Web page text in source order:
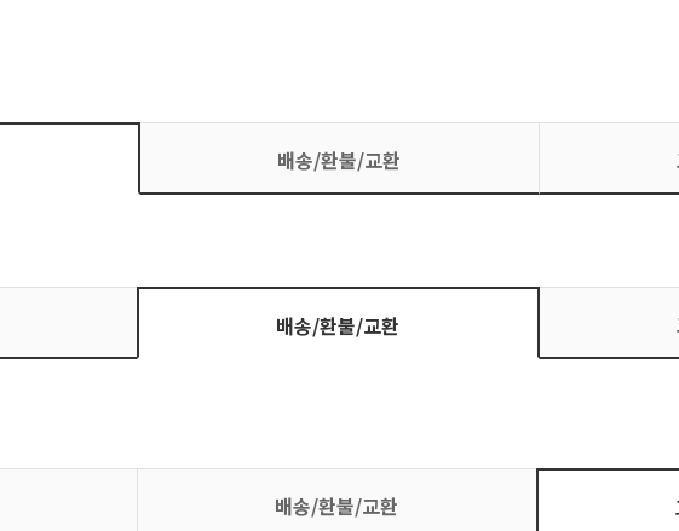
배송/환불/교환
배송/환불/교환
배송/환불/교환